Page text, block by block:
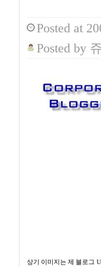
Posted at
Posted by
상기 이미지는 제 블로그